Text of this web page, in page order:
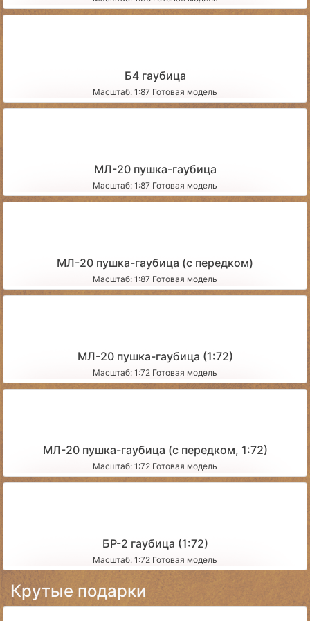
Б4 гаубица
Масштаб: 1:87 Готовая модель
МЛ-20 пушка-гаубица
Масштаб: 1:87 Готовая модель
МЛ-20 пушка-гаубица (с передком)
Масштаб: 1:87 Готовая модель
МЛ-20 пушка-гаубица (1:72)
Масштаб: 1:72 Готовая модель
МЛ-20 пушка-гаубица (с передком, 1:72)
Масштаб: 1:72 Готовая модель
БР-2 гаубица (1:72)
Масштаб: 1:72 Готовая модель
Крутые подарки